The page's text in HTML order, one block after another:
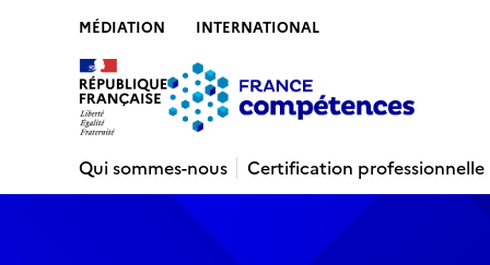
MÉDIATION INTERNATIONAL
Qui sommes-nous
Certification professionnelle